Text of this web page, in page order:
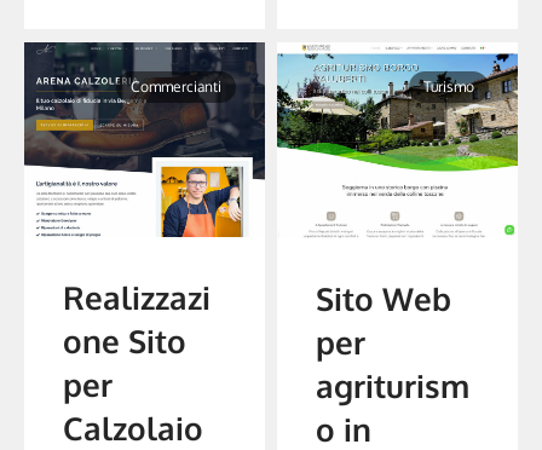
Commercianti
Realizzazi
one Sito
per
Calzolaio
Turismo
Sito Web
per
agriturism
o in